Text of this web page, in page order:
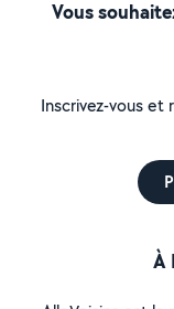
Vous
Inscrivez-vous et
À